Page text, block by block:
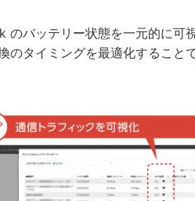
バッテリー状態を一元的に可
のタイミングを最適化すること